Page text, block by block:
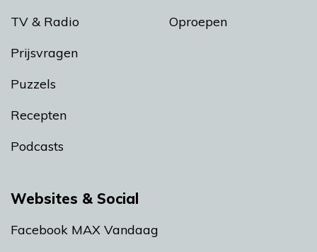
TV & Radio
Prijsvragen
Puzzels
Recepten
Podcasts
Oproepen
Websites & Social
Facebook MAX Vandaag